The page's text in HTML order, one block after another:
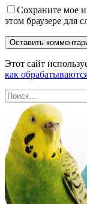
Сохраните мое
этом браузере для
Этот сайт
как